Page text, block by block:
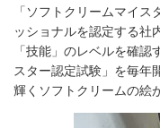
「ソフトクリームマイ
ッショナルを認定する社
「技能」のレベルを確
スター認定試験」を毎年
輝くソフトクリームの絵